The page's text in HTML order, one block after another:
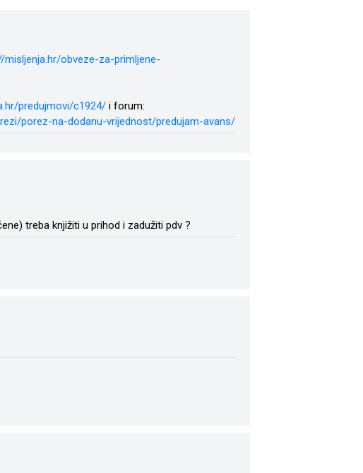
misljenja.hr/obveze-za-primljene-
predujmovi/c1924/ i forum:
porez-na-dodanu-vrijednost/predujam-avans/
treba knjižiti u prihod i zadužiti pdv ?